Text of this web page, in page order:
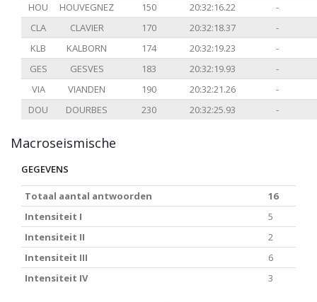
HOU HOUVEGNEZ 150 20:32:16.22
-
CLA
CLAVIER 170 20:32:18.37
-
KLB
KALBORN 174 20:32:19.23
-
GES
GESVES 183 20:32:19.93
-
VIA
VIANDEN 190 20:32:21.26
-
DOU
DOURBES 230 20:32:25.93 -
Macroseismische
GEGEVENS
Totaal aantal antwoorden
16
Intensiteit I
5
Intensiteit II
2
Intensiteit III
6
Intensiteit IV
3